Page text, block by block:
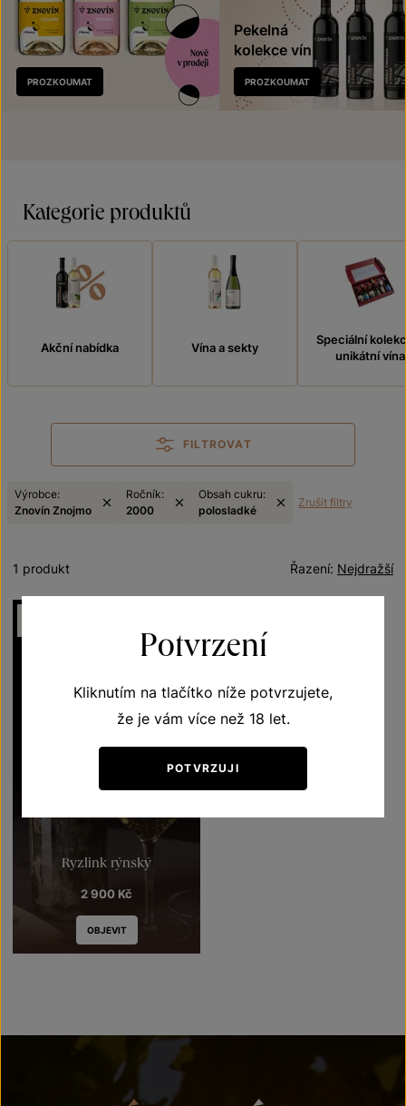
Nově
v prodeji
PROZKOUMAT
Pekelná
kolekce vín
PROZKOUMAT
Kategorie produktů
Akční nabídka Vína a sekty
Speciální
unikátní vína
FILTROVAT
Výrobce:
Znovín Znojmo
Ročník:
2000
Obsah cukru:
polosladké
Zrušit filtry
Nejdražší
Řazení:
1 produkt
Ryzlink rýnský
2 900 Kč
OBJEVIT
Potvrzení
Kliknutím na tlačítko níže potvrzujete,
že je vám více než 18 let.
POTVRZUJI